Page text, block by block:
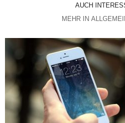
AUCH
MEHR IN